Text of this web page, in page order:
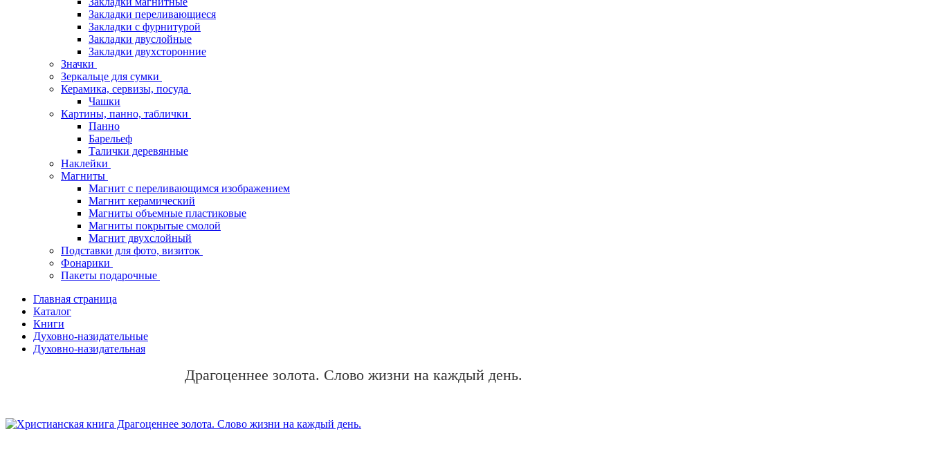
Закладки переливающиеся
Закладки с фурнитурой
Закладки двуслойные
Закладки двухсторонние
Значки
Зеркальце для сумки
Керамика, сервизы, посуда
Чашки
Картины, панно, таблички
Панно
Барельеф
Талички деревянные
Наклейки
Магниты
Магнит с переливающимся изображением
Магнит керамический
Магниты объемные пластиковые
Магниты покрытые смолой
Магнит двухслойный
Подставки для фото, визиток
Фонарики
Пакеты подарочные
Главная страница
Каталог
Книги
Духовно-назидательные
Духовно-назидательная
Драгоценнее золота. Слово жизни на каждый день.